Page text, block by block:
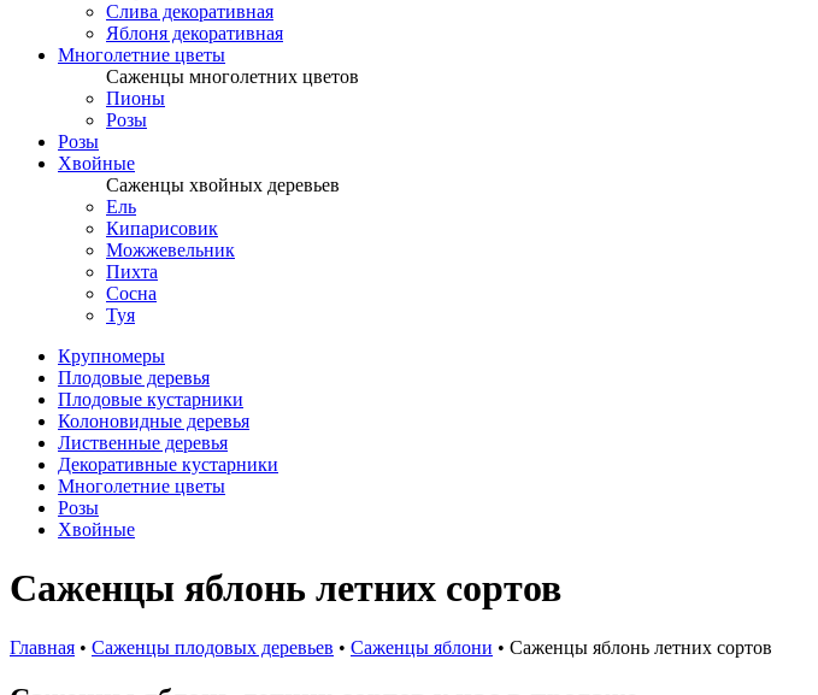
Слива декоративная
Яблоня декоративная
Многолетние цветы
Саженцы многолетних цветов
Пионы
Розы
Розы
Хвойные
Саженцы хвойных деревьев
Ель
Кипарисовик
Можжевельник
Пихта
Сосна
Туя
Крупномеры
Плодовые деревья
Плодовые кустарники
Колоновидные деревья
Лиственные деревья
Декоративные кустарники
Многолетние цветы
Розы
Хвойные
Саженцы яблонь летних сортов
Главная • Саженцы плодовых деревьев • Саженцы яблони • Саженцы яблонь летних сортов